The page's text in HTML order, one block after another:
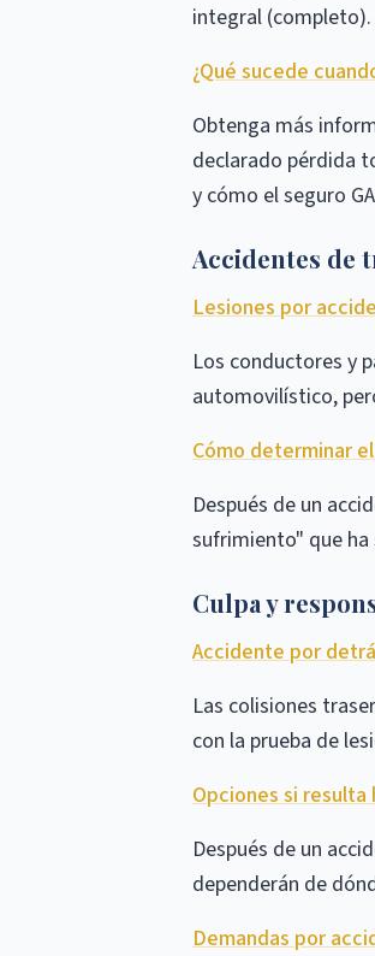
integral (completo).
¿Qué sucede
Obtenga más
declarado pérdida
y cómo el seguro
Accidentes de
Lesiones por
Los conductores y
automovilístico,
Cómo determinar
Después de un
sufrimiento" que ha
Culpa y
Accidente por
Las colisiones
con la prueba de
Opciones si
Después de un
dependerán de
Demandas por